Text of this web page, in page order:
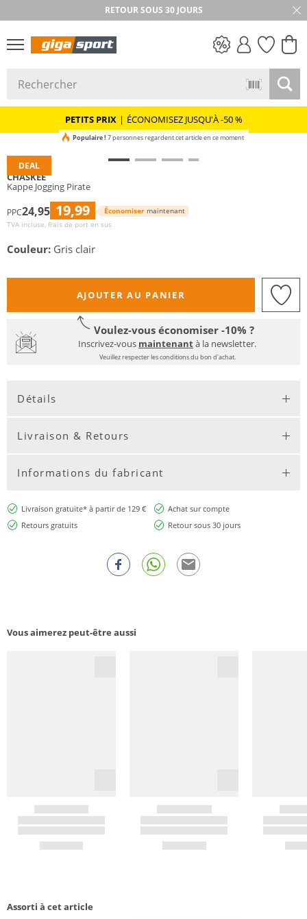
RETOUR SOUS 30 JOURS
PETITS PRIX | ÉCONOMISEZ JUSQU'À -50 %
DEAL
Populaire ! 7 personnes regardent cet article en ce moment
CHASKEE
Kappe Jogging Pirate
PPC24,95 19,99 Économiser maintenant
TVA incluse, frais de port en sus
Couleur: Gris clair
AJOUTER AU PANIER
Voulez-vous économiser -10% ?
Inscrivez-vous maintenantà la newsletter.
Veuillez respecter les conditions du bon d'achat.
Détails
Livraison & Retours
Informations du fabricant
Livraison gratuite* à partir de 129 €
Achat sur compte
Retours gratuits
Retour sous 30 jours
Vous aimerez peut-être aussi
Assorti à cet article